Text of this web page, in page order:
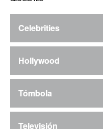
Celebrities
Hollywood
Tómbola
Televisión